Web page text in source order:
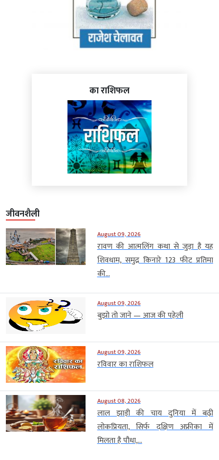
का राशिफल
जीवनशैली
August 09, 2026
रावण की आत्मलिंग कथा से जुड़ा है यह
शिवधाम, समुद्र किनारे 123 फीट प्रतिमा
की...
August 09, 2026
बुझो तो जाने — आज की पहेली
August 09, 2026
रविवार का राशिफल
August 08, 2026
लाल झाड़ी की चाय दुनिया में बढ़ी
लोकप्रियता, सिर्फ दक्षिण अफ्रीका में
मिलता है पौधा,...